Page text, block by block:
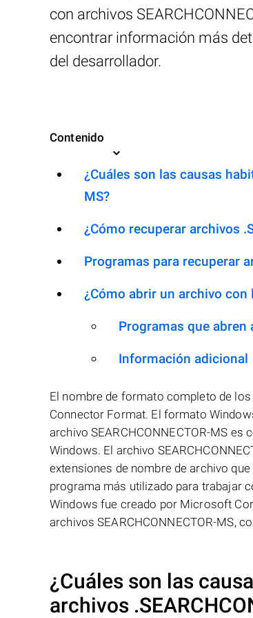
con archivos
encontrar información más
del desarrollador.
Contenido
¿Cuáles son las causas
MS?
¿Cómo recuperar archivos
Programas para recuperar
¿Cómo abrir un archivo con
Programas que abren
Información adicional
El nombre de formato completo de los
Connector Format. El formato
archivo SEARCHCONNECTOR-MS
Windows. El archivo
extensiones de nombre de archivo
programa más utilizado para trabajar
Windows fue creado por Microsoft
archivos SEARCHCONNECTOR-MS,
¿Cuáles son las
archivos